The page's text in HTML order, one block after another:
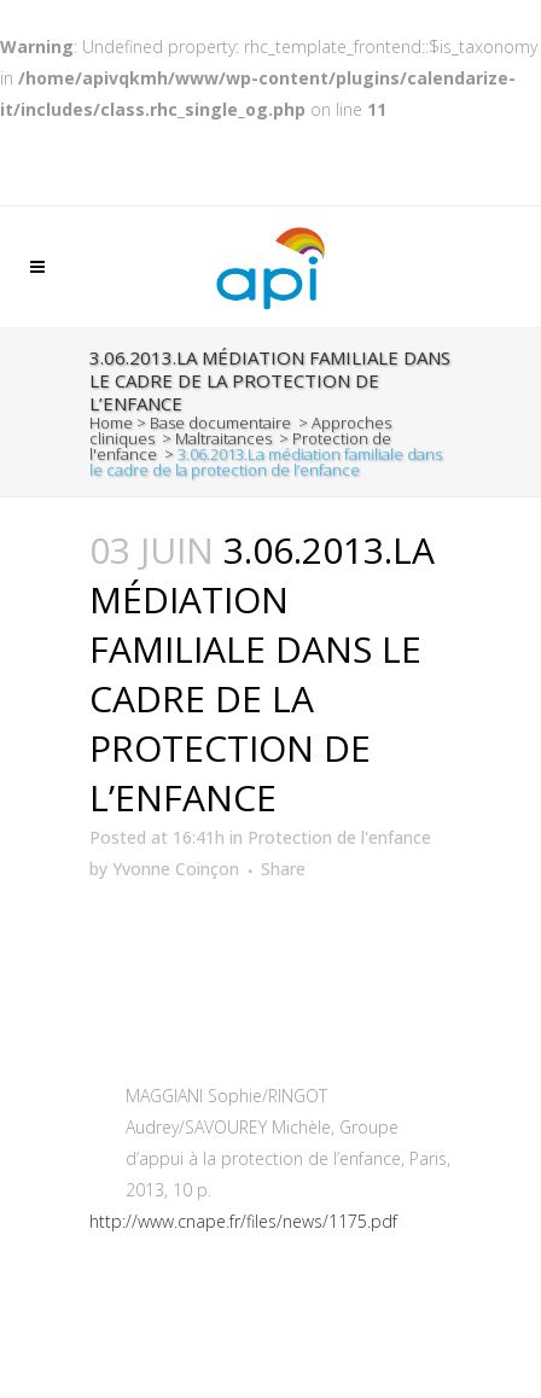
Warning: Undefined property: rhc_template_frontend::$is_taxonomy
in /home/apivqkmh/www/wp-content/plugins/calendarize-
it/includes/class.rhc_single_og.php on line 11
3.06.2013.LA MÉDIATION FAMILIALE DANS
LE CADRE DE LA PROTECTION DE
L’ENFANCE
Home > Base documentaire >Approches
cliniques > Maltraitances > Protection de
l'enfance >3.06.2013.La médiation familiale dans
le cadre de la protection de l’enfance
03 JUIN 3.06.2013.LA
MÉDIATION
FAMILIALE DANS LE
CADRE DE LA
PROTECTION DE
L’ENFANCE
Posted at 16:41h in Protection de l'enfance
by Yvonne Coinçon Share
MAGGIANI Sophie/RINGOT
Audrey/SAVOUREY Michèle, Groupe
d’appui à la protection de l’enfance, Paris,
2013, 10 p.
http://www.cnape.fr/files/news/1175.pdf